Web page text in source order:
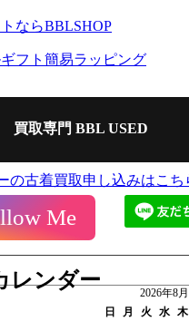
買取専門 BBL USED
Me
レンダー
2026年8月
日
月 火 水 木